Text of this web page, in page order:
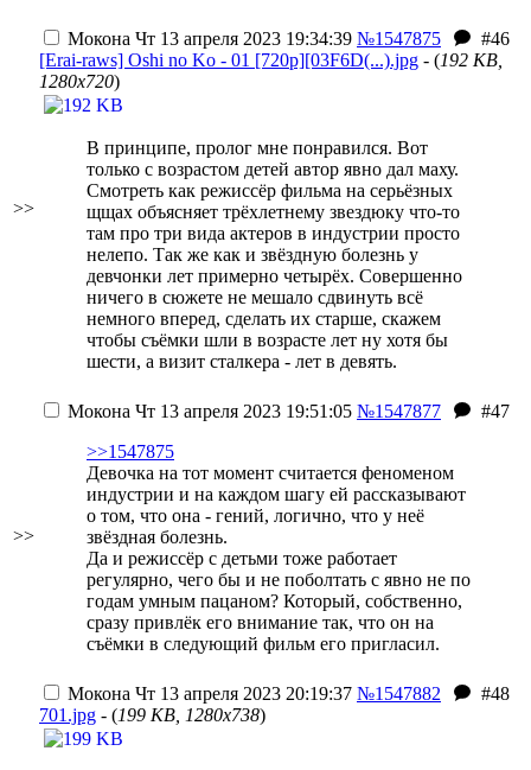
>>
Мокона Чт 13 апреля 2023 19:34:39 №1547875
#46
[Erai-raws] Oshi no Ko - 01 [720p][03F6D(...).jpg - (192 KB,
1280x720)
В принципе, пролог мне понравился. Вот
только с возрастом детей автор явно дал маху.
Смотреть как режиссёр фильма на серьёзных
щщах объясняет трёхлетнему звездюку что-то
там про три вида актеров в индустрии просто
нелепо. Так же как и звёздную болезнь у
девчонки лет примерно четырёх. Совершенно
ничего в сюжете не мешало сдвинуть всё
немного вперед, сделать их старше, скажем
чтобы съёмки шли в возрасте лет ну хотя бы
шести, а визит сталкера - лет в девять.
>>
Мокона Чт 13 апреля 2023 19:51:05 №1547877
#47
>>1547875
Девочка на тот момент считается феноменом
индустрии и на каждом шагу ей рассказывают
о том, что она - гений, логично, что у неё
звёздная болезнь.
Да и режиссёр с детьми тоже работает
регулярно, чего бы и не поболтать с явно не по
годам умным пацаном? Который, собственно,
сразу привлёк его внимание так, что он на
съёмки в следующий фильм его пригласил.
Мокона Чт 13 апреля 2023 20:19:37 №1547882
#48
701.jpg - (199 KB, 1280x738)